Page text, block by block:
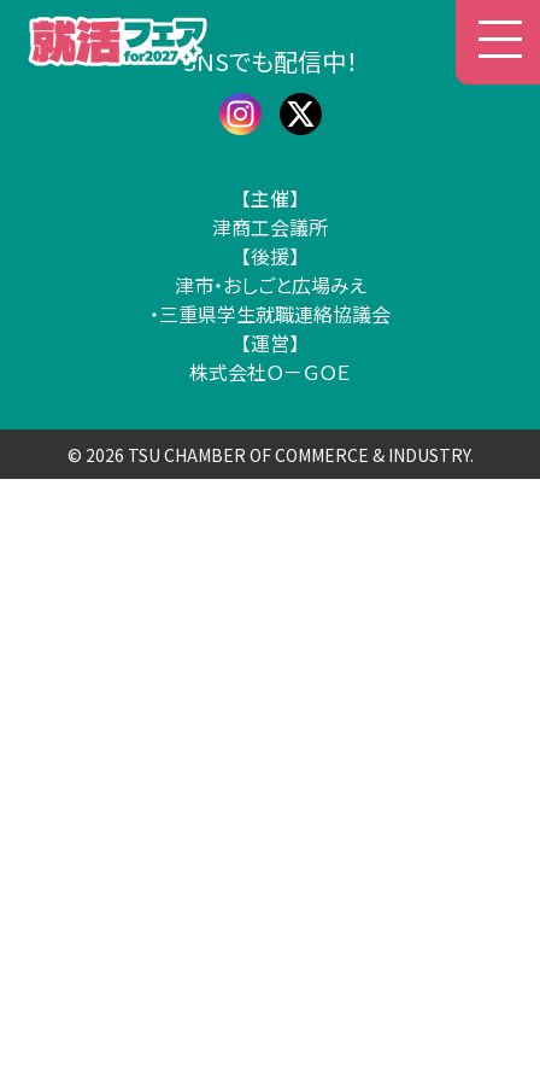
津商工会議所 就活
SNSでも配信中！
【主催】
津商工会議所
【後援】
津市・おしごと広場みえ
・三重県学生就職連絡協議会
【運営】
株式会社Ｏ－ＧＯＥ
© 2026 TSU CHAMBER OF COMMERCE & INDUSTRY.